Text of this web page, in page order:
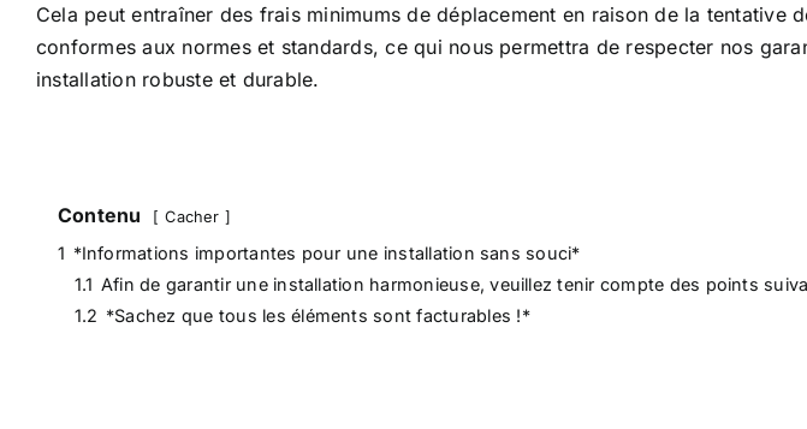
Cela peut entraîner des frais minimums de déplacement en raison de la
conformes aux normes et standards, ce qui nous permettra de respecter nos
installation robuste et durable.
Contenu Cacher
1 *Informations importantes pour une installation sans souci*
1.1 Afin de garantir une installation harmonieuse, veuillez tenir compte des points
1.2 *Sachez que tous les éléments sont facturables !*